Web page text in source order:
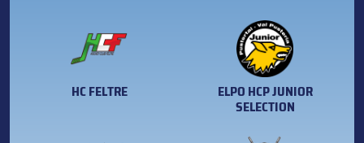
HC FELTRE ELPO HCP JUNIOR
SELECTION